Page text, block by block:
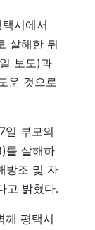
시에서
살해한 뒤
보도)과
운 것으로
일 부모의
를 살해하
방조 및 자
고 밝혔다.
께 평택시